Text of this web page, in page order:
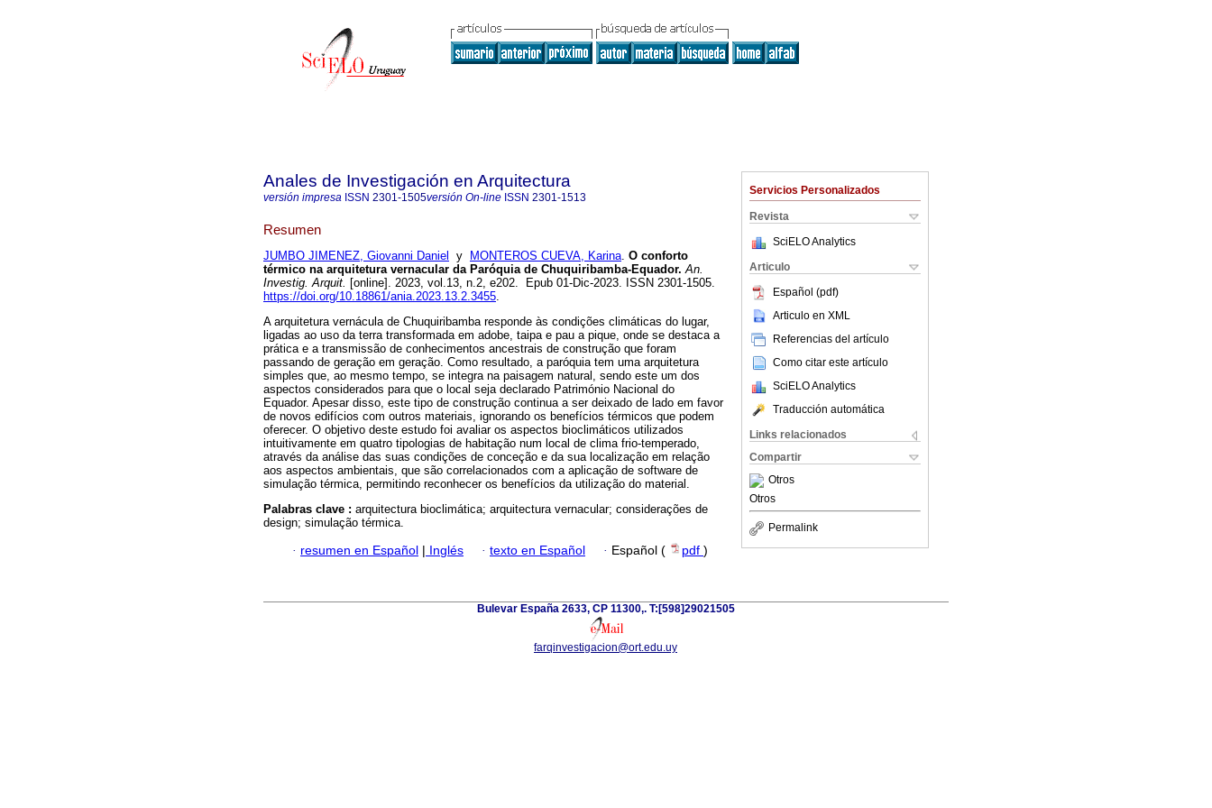
Servicios Personalizados
Revista
SciELO Analytics
Articulo
Español (pdf)
Articulo en XML
Referencias del artículo
Como citar este artículo
SciELO Analytics
Traducción automática
Links relacionados
Compartir
Otros
Otros
Permalink
Anales de Investigación en Arquitectura
versión impresa ISSN 2301-1505versión On-line ISSN 2301-1513
Resumen
JUMBO JIMENEZ, Giovanni Daniel y MONTEROS CUEVA, Karina. O conforto
térmico na arquitetura vernacular da Paróquia de Chuquiribamba-Equador. An.
Investig. Arquit. [online]. 2023, vol.13, n.2, e202. Epub 01-Dic-2023. ISSN 2301-1505.
https://doi.org/10.18861/ania.2023.13.2.3455.
A arquitetura vernácula de Chuquiribamba responde às condições climáticas do lugar,
ligadas ao uso da terra transformada em adobe, taipa e pau a pique, onde se destaca a
prática e a transmissão de conhecimentos ancestrais de construção que foram
passando de geração em geração. Como resultado, a paróquia tem uma arquitetura
simples que, ao mesmo tempo, se integra na paisagem natural, sendo este um dos
aspectos considerados para que o local seja declarado Património Nacional do
Equador. Apesar disso, este tipo de construção continua a ser deixado de lado em favor
de novos edifícios com outros materiais, ignorando os benefícios térmicos que podem
oferecer. O objetivo deste estudo foi avaliar os aspectos bioclimáticos utilizados
intuitivamente em quatro tipologias de habitação num local de clima frio-temperado,
através da análise das suas condições de conceção e da sua localização em relação
aos aspectos ambientais, que são correlacionados com a aplicação de software de
simulação térmica, permitindo reconhecer os benefícios da utilização do material.
Palabras clave : arquitectura bioclimática; arquitectura vernacular; considerações de
design; simulação térmica.
· resumen en Español | Inglés · texto en Español · Español ( pdf )
Bulevar España 2633, CP 11300,. T:[598]29021505
farqinvestigacion@ort.edu.uy